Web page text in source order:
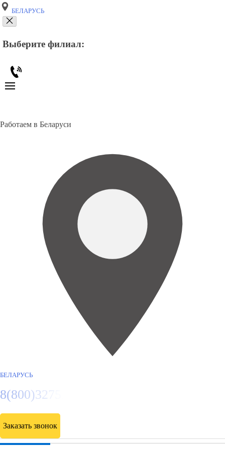
БЕЛАРУСЬ
Выберите филиал:
Работаем в Беларуси
БЕЛАРУСЬ
8(800)3275280
Заказать звонок